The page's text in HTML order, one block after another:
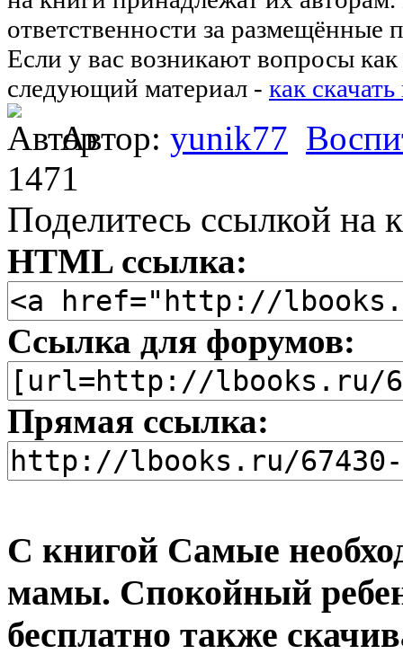
ответственности за размещённые
Если у вас возникают вопросы как
следующий материал - как
Автор: yunik77
1471
Поделитесь ссылкой на
HTML ссылка:
Ссылка для форумов:
Прямая ссылка:
С книгой Самые
мамы. Спокойный
бесплатно также